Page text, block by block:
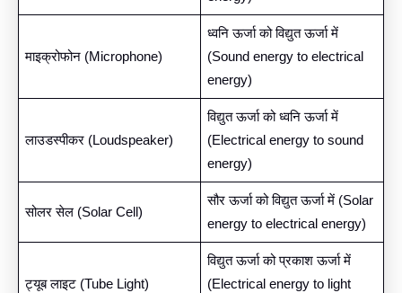
माइक्रोफोन (Microphone)
ध्वनि ऊर्जा को विद्युत ऊर्जा में
(Sound energy to electrical
energy)
लाउडस्पीकर (Loudspeaker)
विद्युत ऊर्जा को ध्वनि ऊर्जा में
(Electrical energy to sound
energy)
सोलर सेल (Solar Cell)
सौर ऊर्जा को विद्युत ऊर्जा में (Solar
energy to electrical energy)
ट्यूब लाइट (Tube Light)
विद्युत ऊर्जा को प्रकाश ऊर्जा में
(Electrical energy to light